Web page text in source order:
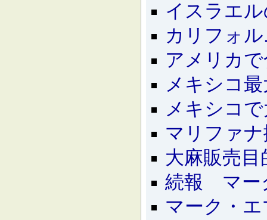
イスラエ
カリフォ
アメリカ
メキシコ
メキシコ
マリファ
大麻販売
続報 マー
マーク・